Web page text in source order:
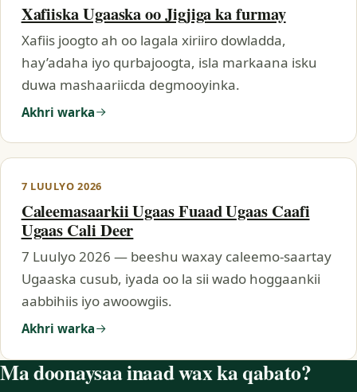
Xafiiska Ugaaska oo Jigjiga ka furmay
Xafiis joogto ah oo lagala xiriiro dowladda,
hay’adaha iyo qurbajoogta, isla markaana isku
duwa mashaariicda degmooyinka.
Akhri warka
7 LUULYO 2026
Caleemasaarkii Ugaas Fuaad Ugaas Caafi
Ugaas Cali Deer
7 Luulyo 2026 — beeshu waxay caleemo-saartay
Ugaaska cusub, iyada oo la sii wado hoggaankii
aabbihiis iyo awoowgiis.
Akhri warka
Ma doonaysaa inaad wax ka qabato?